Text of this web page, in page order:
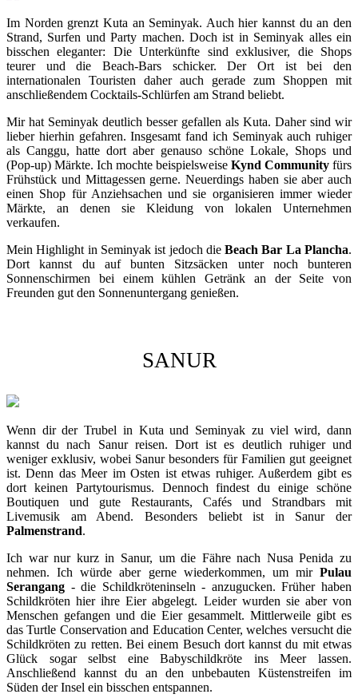
Im Norden grenzt Kuta an Seminyak. Auch hier kannst du an den
Strand, Surfen und Party machen. Doch ist in Seminyak alles ein
bisschen eleganter: Die Unterkünfte sind exklusiver, die Shops
teurer und die Beach-Bars schicker. Der Ort ist bei den
internationalen Touristen daher auch gerade zum Shoppen mit
anschließendem Cocktails-Schlürfen am Strand beliebt.
Mir hat Seminyak deutlich besser gefallen als Kuta. Daher sind wir
lieber hierhin gefahren. Insgesamt fand ich Seminyak auch ruhiger
als Canggu, hatte dort aber genauso schöne Lokale, Shops und
(Pop-up) Märkte. Ich mochte beispielsweise Kynd Community fürs
Frühstück und Mittagessen gerne. Neuerdings haben sie aber auch
einen Shop für Anziehsachen und sie organisieren immer wieder
Märkte, an denen sie Kleidung von lokalen Unternehmen
verkaufen.
Mein Highlight in Seminyak ist jedoch dieBeach Bar La Plancha.
Dort kannst du auf bunten Sitzsäcken unter noch bunteren
Sonnenschirmen bei einem kühlen Getränk an der Seite von
Freunden gut den Sonnenuntergang genießen.
SANUR
Wenn dir der Trubel in Kuta und Seminyak zu viel wird, dann
kannst du nach Sanur reisen. Dort ist es deutlich ruhiger und
weniger exklusiv, wobei Sanur besonders für Familien gut geeignet
ist. Denn das Meer im Osten ist etwas ruhiger. Außerdem gibt es
dort keinen Partytourismus. Dennoch findest du einige schöne
Boutiquen und gute Restaurants, Cafés und Strandbars mit
Livemusik am Abend. Besonders beliebt ist in Sanur der
Palmenstrand.
Ich war nur kurz in Sanur, um die Fähre nach Nusa Penida zu
nehmen. Ich würde aber gerne wiederkommen, um mir Pulau
Serangang - die Schildkröteninseln - anzugucken. Früher haben
Schildkröten hier ihre Eier abgelegt. Leider wurden sie aber von
Menschen gefangen und die Eier gesammelt. Mittlerweile gibt es
das Turtle Conservation and Education Center, welches versucht die
Schildkröten zu retten. Bei einem Besuch dort kannst du mit etwas
Glück sogar selbst eine Babyschildkröte ins Meer lassen.
Anschließend kannst du an den unbebauten Küstenstreifen im
Süden der Insel ein bisschen entspannen.